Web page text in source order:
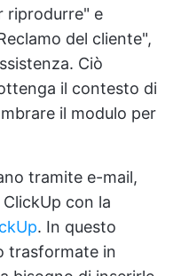
riprodurre" e
del cliente",
Ciò
il contesto di
il modulo per
tramite e-mail,
con la
. In questo
trasformate in